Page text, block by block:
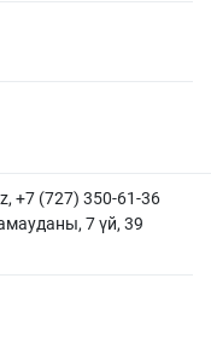
, +7 (727) 350-61-36
7 үй, 39